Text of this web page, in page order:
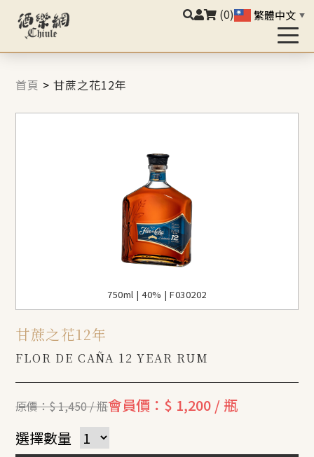
(0) 繁體中文 ▼
首頁 >甘蔗之花12年
750ml | 40% | F030202
甘蔗之花12年
FLOR DE CAÑA 12 YEAR RUM
原價：$ 1,450 / 瓶會員價：$ 1,200 / 瓶
選擇數量